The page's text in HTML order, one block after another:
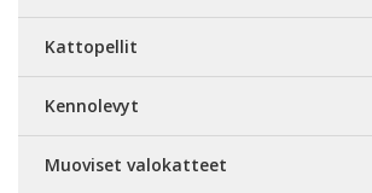
Kattopellit
Kennolevyt
Muoviset valokatteet